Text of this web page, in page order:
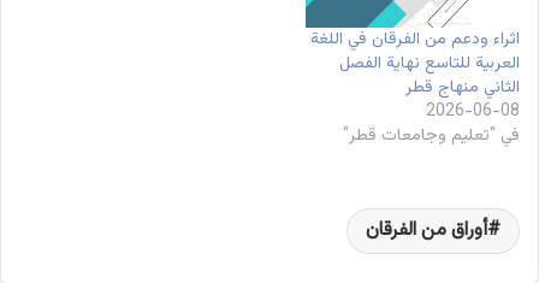
اثراء ودعم من الفرقان في اللغة
العربية للتاسع نهاية الفصل
الثاني منهاج قطر
2026-06-08
في "تعليم وجامعات قطر"
أوراق من الفرقان